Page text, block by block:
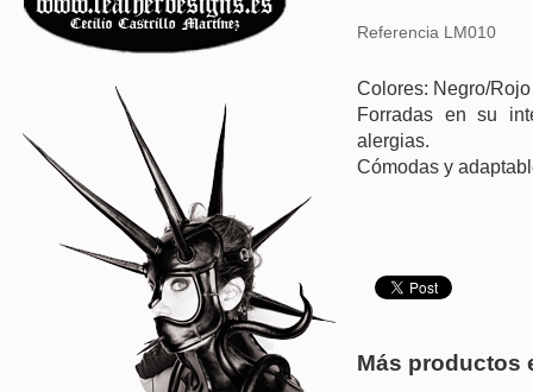
Referencia LM010
Colores: Negro/Rojo
Forradas en su
alergias.
Cómodas y
Más productos